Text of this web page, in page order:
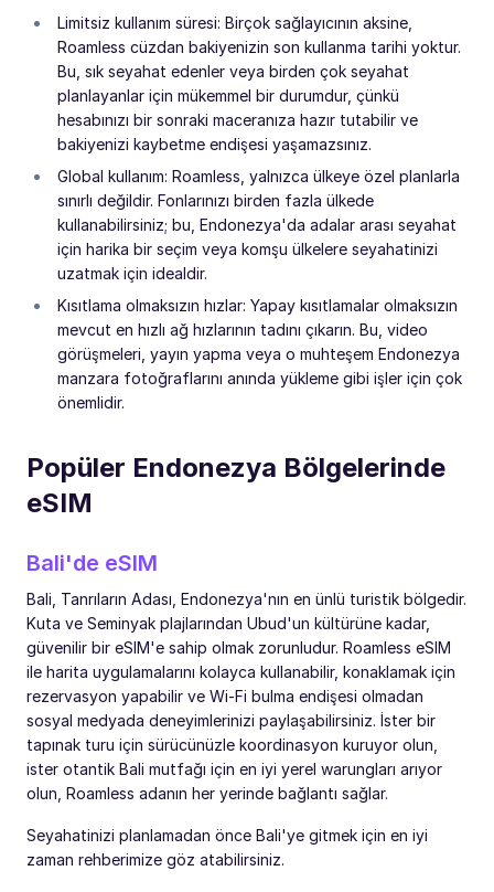
Limitsiz kullanım süresi: Birçok sağlayıcının aksine,
Roamless cüzdan bakiyenizin son kullanma tarihi yoktur.
Bu, sık seyahat edenler veya birden çok seyahat
planlayanlar için mükemmel bir durumdur, çünkü
hesabınızı bir sonraki maceranıza hazır tutabilir ve
bakiyenizi kaybetme endişesi yaşamazsınız.
Global kullanım: Roamless, yalnızca ülkeye özel planlarla
sınırlı değildir. Fonlarınızı birden fazla ülkede
kullanabilirsiniz; bu, Endonezya'da adalar arası seyahat
için harika bir seçim veya komşu ülkelere seyahatinizi
uzatmak için idealdir.
Kısıtlama olmaksızın hızlar: Yapay kısıtlamalar olmaksızın
mevcut en hızlı ağ hızlarının tadını çıkarın. Bu, video
görüşmeleri, yayın yapma veya o muhteşem Endonezya
manzara fotoğraflarını anında yükleme gibi işler için çok
önemlidir.
Popüler Endonezya Bölgelerinde
eSIM
Bali'de eSIM
Bali, Tanrıların Adası, Endonezya'nın en ünlü turistik bölgedir.
Kuta ve Seminyak plajlarından Ubud'un kültürüne kadar,
güvenilir bir eSIM'e sahip olmak zorunludur. Roamless eSIM
ile harita uygulamalarını kolayca kullanabilir, konaklamak için
rezervasyon yapabilir ve Wi-Fi bulma endişesi olmadan
sosyal medyada deneyimlerinizi paylaşabilirsiniz. İster bir
tapınak turu için sürücünüzle koordinasyon kuruyor olun,
ister otantik Bali mutfağı için en iyi yerel warungları arıyor
olun, Roamless adanın her yerinde bağlantı sağlar.
Seyahatinizi planlamadan önce Bali'ye gitmek için en iyi
zaman rehberimize göz atabilirsiniz.